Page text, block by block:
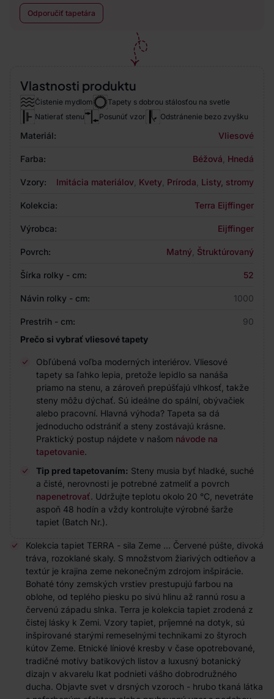
Odporučiť tapetára
Vlastnosti produktu
Čistenie mydlom
Tapety s dobrou stálosťou na svetle
Natierať stenu
Posunúť vzor Odstránenie bezo zvyšku
Materiál: Vliesové
Farba: Béžová Hnedá
Vzory: Imitácia materiálov Kvety Príroda Listy, stromy
Kolekcia: Terra Eijffinger
Výrobca: Eijffinger
Povrch: Matný Štruktúrovaný
Šírka rolky - cm: 52
Návin rolky - cm: 1000
Prestrih - cm:
90
Prečo si vybrať vliesové tapety
Obľúbená voľba moderných interiérov. Vliesové
tapety sa ľahko lepia, pretože lepidlo sa nanáša
priamo na stenu, a zároveň prepúšťajú vlhkosť, takže
steny môžu dýchať. Sú ideálne do spální, obývačiek
alebo pracovní. Hlavná výhoda? Tapeta sa dá
jednoducho odstrániť a steny zostávajú krásne.
Praktický postup nájdete v našom návode na
tapetovanie.
Tip pred tapetovaním: Steny musia byť hladké, suché
a čisté, nerovnosti je potrebné zatmeliť a povrch
napenetrovať. Udržujte teplotu okolo 20 °C, nevetráte
aspoň 48 hodín a vždy kontrolujte výrobné šarže
tapiet (Batch Nr.).
Kolekcia tapiet TERRA - sila Zeme ... Červené púšte, divoká
tráva, rozoklané skaly. S množstvom žiarivých odtieňov a
textúr je krajina zeme nekonečným zdrojom inšpirácie.
Bohaté tóny zemských vrstiev prestupujú farbou na
oblohe, od teplého piesku po sivú hlinu až rannú rosu a
červenú západu slnka. Terra je kolekcia tapiet zrodená z
čistej lásky k Zemi. Vzory tapiet, príjemné na dotyk, sú
inšpirované starými remeselnými technikami zo štyroch
kútov Zeme. Etnické líniové kresby v čase opotrebované,
tradičné motívy batikových listov a luxusný botanický
dizajn v akvarelu Ikat podnieti vášho dobrodružného
ducha. Objavte svet v drsných vzoroch - hrubo tkaná látka